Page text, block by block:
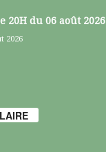
20H du 06 août 2026
2026